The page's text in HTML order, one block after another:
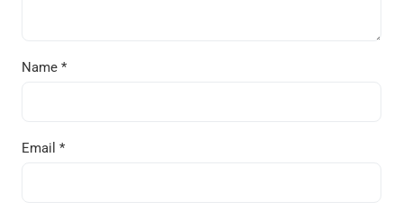
Name *
Email *